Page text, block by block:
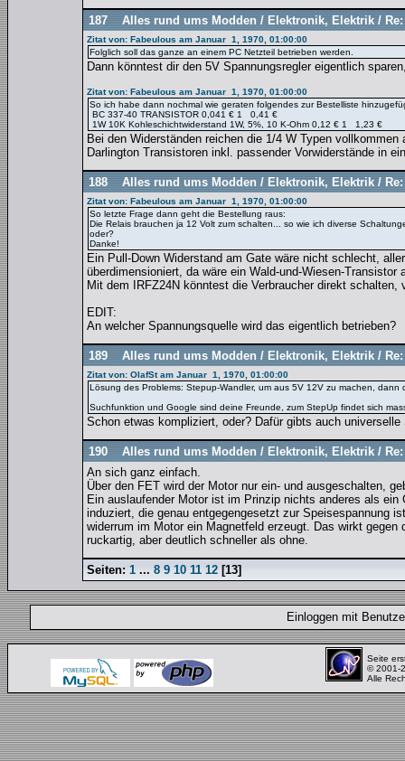
187 Alles rund ums Modden/ Elektronik, Elektrik/
Zitat von: Fabeulous am Januar 1, 1970, 01:00:00
Folglich soll das ganze an einem PC Netzteil betrieben werden.
Dann könntest dir den 5V Spannungsregler eigentlich
Zitat von: Fabeulous am Januar 1, 1970, 01:00:00
So ich habe dann nochmal wie geraten folgendes zur Bestelliste
BC 337-40 TRANSISTOR 0,041 € 1 0,41 €
1W 10K Kohleschichtwiderstand 1W, 5%, 10 K-Ohm 0,12 € 1 1,23 €
Bei den Widerständen reichen die 1/4 W Typen
Darlington Transistoren inkl. passender Vorwiderstände in
188 Alles rund ums Modden/ Elektronik, Elektrik/
Zitat von: Fabeulous am Januar 1, 1970, 01:00:00
So letzte Frage dann geht die Bestellung raus:
Die Relais brauchen ja 12 Volt zum schalten... so wie ich diverse
oder?
Danke!
Ein Pull-Down Widerstand am Gate wäre nicht schlecht,
überdimensioniert, da wäre ein Wald-und-Wiesen-
Mit dem IRFZ24N könntest die Verbraucher direkt
EDIT:
An welcher Spannungsquelle wird das eigentlich betrieben?
189 Alles rund ums Modden/ Elektronik, Elektrik/
Zitat von: OlafSt am Januar 1, 1970, 01:00:00
Lösung des Problems: Stepup-Wandler, um aus 5V 12V zu machen, dann
Suchfunktion und Google sind deine Freunde, zum StepUp findet sich
Schon etwas kompliziert, oder? Dafür gibts auch
190 Alles rund ums Modden/ Elektronik, Elektrik/
An sich ganz einfach.
Über den FET wird der Motor nur ein- und ausgeschalten,
Ein auslaufender Motor ist im Prinzip nichts anderes als
induziert, die genau entgegengesetzt zur Speisespannung
widerrum im Motor ein Magnetfeld erzeugt. Das wirkt
ruckartig, aber deutlich schneller als ohne.
Seiten: 1 ... 8 9 10 11 12[13]
Einloggen mit
Seite
© 2001-
Alle